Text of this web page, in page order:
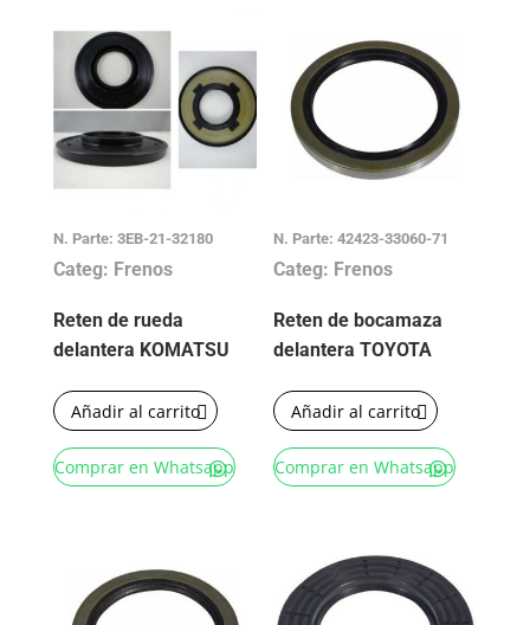
N. Parte: 3EB-21-32180
Categ: Frenos
Reten de rueda
delantera KOMATSU
Añadir al carrito
Comprar en Whatsapp
N. Parte: 42423-33060-71
Categ: Frenos
Reten de bocamaza
delantera TOYOTA
Añadir al carrito
Comprar en Whatsapp